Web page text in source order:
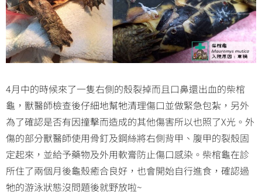
4月中的時候來了一隻右側的殼裂掉而且口鼻還出血的柴棺
龜，獸醫師檢查後仔細地幫牠清理傷口並做緊急包紮，另外
為了確認是否有因撞擊而造成的其他傷害所以也照了X光。外
傷的部分獸醫師使用骨釘及鋼絲將右側背甲、腹甲的裂殼固
定起來，並給予藥物及外用軟膏防止傷口感染。柴棺龜在診
所住了兩個月後龜殼癒合良好，也會開始自行進食，確認過
牠的游泳狀態沒問題後就野放啦~